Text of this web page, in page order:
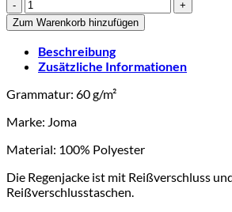
Reit-
und
Fahrverein
-
Regenjacke
Erwachsene
Zum Warenkorb hinzufügen
Beschreibung
Zusätzliche Informationen
Grammatur: 60 g/m²
Marke: Joma
Material: 100% Polyester
Die Regenjacke ist mit Reißverschluss
Reißverschlusstaschen.